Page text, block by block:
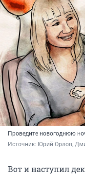
Проведите новогоднюю
Источник: Юрий Орлов,
Вот и наступил